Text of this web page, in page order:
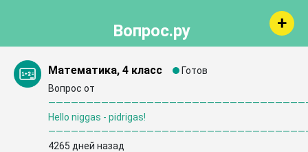
Вопрос.ру
Математика, 4 класс
Готов
Вопрос от
Hello niggas - pidrigas!
4265 дней назад